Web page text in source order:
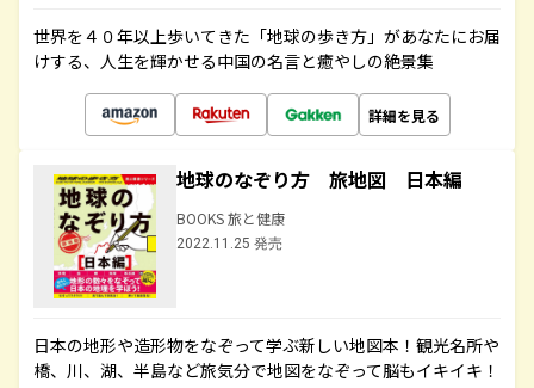
世界を４０年以上歩いてきた「地球の歩き方」があなたにお届
けする、人生を輝かせる中国の名言と癒やしの絶景集
詳細を見る
地球のなぞり方 旅地図 日本編
BOOKS 旅と健康
2022.11.25 発売
日本の地形や造形物をなぞって学ぶ新しい地図本！観光名所や
橋、川、湖、半島など旅気分で地図をなぞって脳もイキイキ！